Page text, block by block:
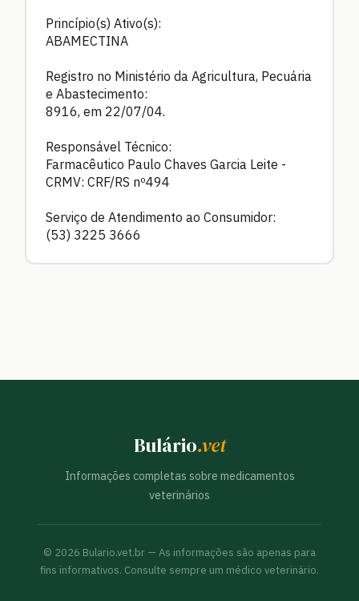
Princípio(s) Ativo(s):
ABAMECTINA
Registro no Ministério da Agricultura, Pecuária
e Abastecimento:
8916, em 22/07/04.
Responsável Técnico:
Farmacêutico Paulo Chaves Garcia Leite -
CRMV: CRF/RS nº494
Serviço de Atendimento ao Consumidor:
(53) 3225 3666
Bulário.vet
Informações completas sobre medicamentos
veterinários
© 2026 Bulario.vet.br — As informações são apenas para
fins informativos. Consulte sempre um médico veterinário.